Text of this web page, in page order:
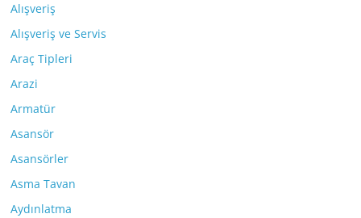
Alışveriş
Alışveriş ve Servis
Araç Tipleri
Arazi
Armatür
Asansör
Asansörler
Asma Tavan
Aydınlatma